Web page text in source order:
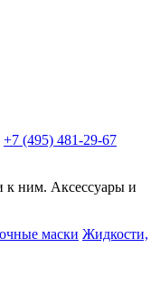
+7 (495) 481-29-67
к ним. Аксессуары и
маски Жидкости,